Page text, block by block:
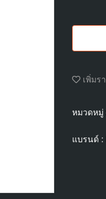
เพิ่มร
หมวดหมู่
แบรนด์ :